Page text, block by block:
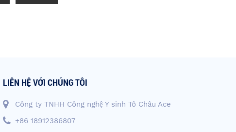
LIÊN HỆ VỚI CHÚNG TÔI
Công ty TNHH Công nghệ Y sinh Tô Châu Ace
+86 18912386807